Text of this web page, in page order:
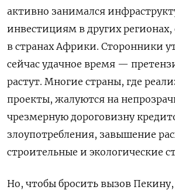
активно занимался
инвестициям в других регионах,
в странах Африки. Сторонники
сейчас удачное время —
растут. Многие страны, где
проекты, жалуются на
чрезмерную дороговизну
злоупотребления, завышение
строительные и экологические
Но, чтобы бросить вызов Пекину,